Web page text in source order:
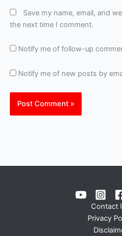
Save my name, email, and
the next time I comment.
Notify me of follow-up
Notify me of new posts by
Contact
Privacy